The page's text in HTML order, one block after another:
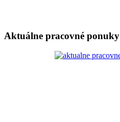
Aktuálne pracovné ponuky